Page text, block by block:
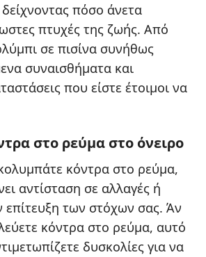
πόσο άνετα
πτυχές της ζωής. Από
σε πισίνα συνήθως
συναισθήματα και
που είστε έτοιμοι να
στο ρεύμα στο όνειρο
κόντρα στο ρεύμα,
αντίσταση σε αλλαγές ή
επίτευξη των στόχων σας. Άν
κόντρα στο ρεύμα, αυτό
δυσκολίες για να